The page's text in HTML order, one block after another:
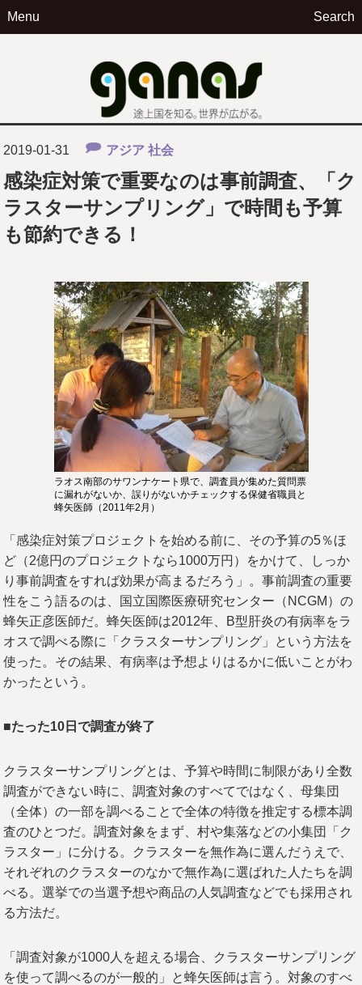
Menu Search
2019-01-31 アジア 社会
感染症対策で重要なのは事前調査、「ク
ラスターサンプリング」で時間も予算
も節約できる！
ラオス南部のサワンナケート県で、調査員が集めた質問票
に漏れがないか、誤りがないかチェックする保健省職員と
蜂矢医師（2011年2月）
「感染症対策プロジェクトを始める前に、その予算の5％ほ
ど（2億円のプロジェクトなら1000万円）をかけて、しっか
り事前調査をすれば効果が高まるだろう」。事前調査の重要
性をこう語るのは、国立国際医療研究センター（NCGM）の
蜂矢正彦医師だ。蜂矢医師は2012年、B型肝炎の有病率をラ
オスで調べる際に「クラスターサンプリング」という方法を
使った。その結果、有病率は予想よりはるかに低いことがわ
かったという。
■たった10 日で調査が終了
クラスターサンプリングとは、予算や時間に制限があり全数
調査ができない時に、調査対象のすべてではなく、母集団
（全体）の一部を調べることで全体の特徴を推定する標本調
査のひとつだ。調査対象をまず、村や集落などの小集団「ク
ラスター」に分ける。クラスターを無作為に選んだうえで、
それぞれのクラスターのなかで無作為に選ばれた人たちを調
べる。選挙での当選予想や商品の人気調査などでも採用され
る方法だ。
「調査対象が1000人を超える場合、クラスターサンプリング
を使って調べるのが一般的」と蜂矢医師は言う。対象のすべ